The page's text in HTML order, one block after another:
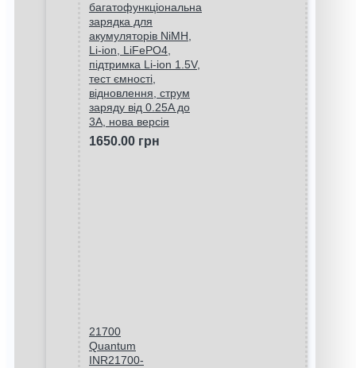
багатофункціональна
зарядка для
акумуляторів NiMH,
Li-ion, LiFePO4,
підтримка Li-ion 1.5V,
тест ємності,
відновлення, струм
заряду від 0.25A до
3A, нова версія
1650.00 грн
21700
Quantum
INR21700-